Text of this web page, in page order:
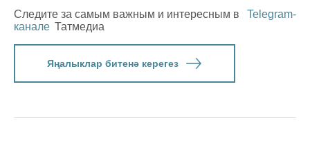
Следите за самым важным и интересным в
Telegram-
канале Татмедиа
Яңалыклар битенә керегез